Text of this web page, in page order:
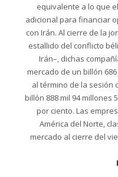
equivalente a lo que
adicional para financiar
con Irán. Al cierre de la
estallido del conflicto
Irán–, dichas
mercado de un billón
al término de la sesión
billón 888 mil 94 millones
por ciento. Las
América del Norte,
mercado al cierre del